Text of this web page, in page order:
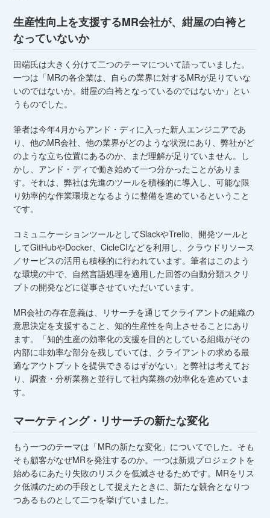
生産性向上を支援するMR会社が、紺屋の白袴と
なっていないか
田端氏は大きく分けて二つのテーマについて語っていました。
一つは「MRの各企業は、自らの業界に対するMRが足りていな
いのではないか。紺屋の白袴となっているのではないか」とい
うものでした。
筆者は今年4月からアンド・ディに入った新人エンジニアであ
り、他のMR会社、他の業界がどのような状況にあり、弊社がど
のような立ち位置にあるのか、まだ理解が足りていません。し
かし、アンド・ディで働き始めて一つ分かったことがありま
す。それは、弊社は先進のツールを積極的に導入し、可能な限
り効率的な作業環境となるように整備を進めているということ
です。
コミュニケーションツールとしてSlackやTrello、開発ツールと
してGitHubやDocker、CicleCIなどを利用し、クラウドリソース
／サービスの活用も積極的に行われています。筆者はこのよう
な環境の中で、自然言語処理を適用した回答の自動分類スクリ
プトの開発などに従事させていただいています。
MR会社の存在意義は、リサーチを通じてクライアントの組織の
意思決定を支援すること、知的生産性を向上させることにあり
ます。「知的生産の効率化の支援を目的としている組織がその
内部に非効率な部分を残していては、クライアントの求める最
適なアウトプットを提供できるはずがない」と弊社は考えてお
り、調査・分析業務と並行して社内業務の効率化を進めていま
す。
マーケティング・リサーチの新たな変化
もう一つのテーマは「MRの新たな変化」についてでした。そも
そも顧客がなぜMRを発注するのか。一つは新規プロジェクトを
始めるにあたり失敗のリスクを低減させるためです。MRをリス
ク低減のための手段として捉えたときに、新たな競合となりつ
つあるものとして二つを挙げていました。